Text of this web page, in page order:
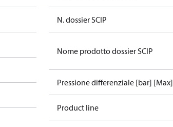
N. dossier SCIP
Nome prodotto dossier SCIP
Pressione differenziale [bar] [Max]
Product line